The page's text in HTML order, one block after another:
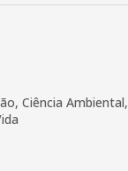
Ciência Ambiental,